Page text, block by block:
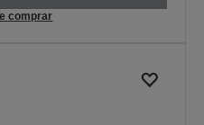
comprar